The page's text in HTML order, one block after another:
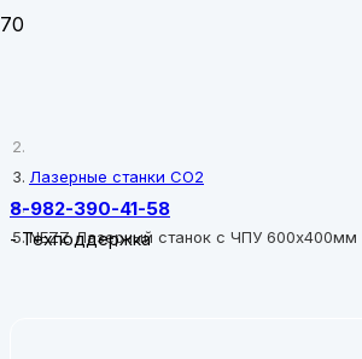
8-982-390-41-58
-Техподдержка
Лазерные станки CO2
NEZZ Лазерный станок c ЧПУ 600х400мм